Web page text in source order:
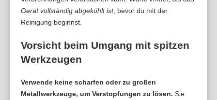
Gerät vollständig abgekühlt ist, bevor du mit der
Reinigung beginnst.
Vorsicht beim Umgang mit spitzen
Werkzeugen
Verwende keine scharfen oder zu großen
Metallwerkzeuge, um Verstopfungen zu lösen. Sie